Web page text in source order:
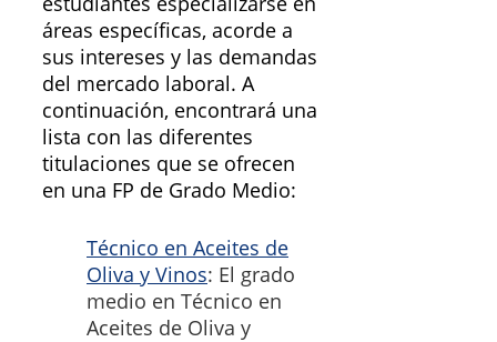
áreas específicas, acorde a
sus intereses y las demandas
del mercado laboral. A
continuación, encontrará una
lista con las diferentes
titulaciones que se ofrecen
en una FP de Grado Medio:
Técnico en Aceites de
Oliva y Vinos: El grado
medio en Técnico en
Aceites de Oliva y